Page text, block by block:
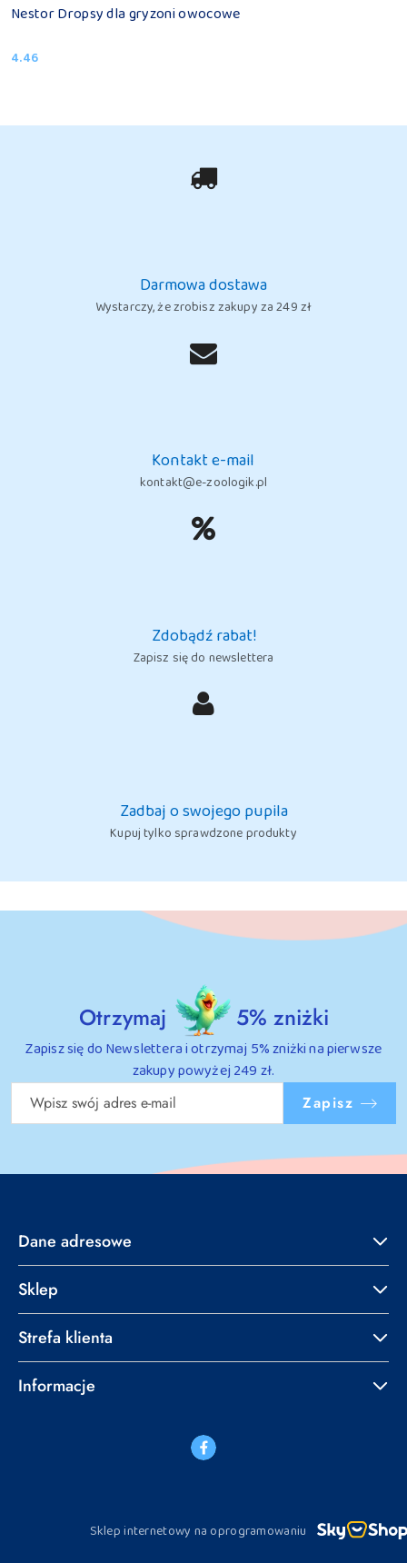
Nestor Dropsy dla gryzoni owocowe
Cena:
4.46
Darmowa dostawa
Wystarczy, że zrobisz zakupy za 249 zł
Kontakt e-mail
kontakt@e-zoologik.pl
Zdobądź rabat!
Zapisz się do newslettera
Zadbaj o swojego pupila
Kupuj tylko sprawdzone produkty
Otrzymaj 5% zniżki
Zapisz się do Newslettera i otrzymaj 5% zniżki na pierwsze
zakupy powyżej 249 zł.
Zapisz
Dane adresowe
Sklep
Strefa klienta
Informacje
Sklep internetowy na oprogramowaniu